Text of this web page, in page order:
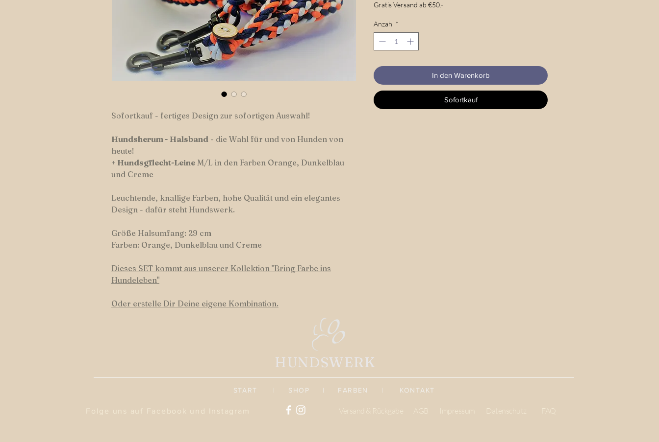
Sofortkauf - fertiges Design zur sofortigen Auswahl!
Hundsherum- Halsband - die Wahl für und von Hunden von
heute!
+ Hundsgflecht-Leine M/L in den Farben Orange, Dunkelblau
und Creme
Leuchtende, knallige Farben, hohe Qualität und ein elegantes
Design - dafür steht Hundswerk.
Größe Halsumfang: 29 cm
Farben: Orange, Dunkelblau und Creme
Dieses SET kommt aus unserer Kollektion "Bring Farbe ins
Hundeleben"
Oder erstelle Dir Deine eigene Kombination.
Gratis Versand ab €50.-
Anzahl *
In den Warenkorb
Sofortkauf
HUNDSWERK
START | SHOP | FARBEN | KONTAKT
Folge uns auf Facebook und Instagram Versand & Rückgabe AGB Impressum Datenschutz FAQ